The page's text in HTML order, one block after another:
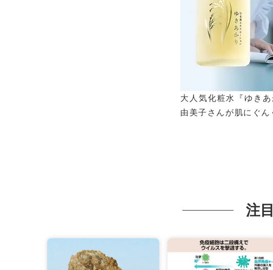
大人気化粧水『ゆき
由美子さんが肌にぐん
注